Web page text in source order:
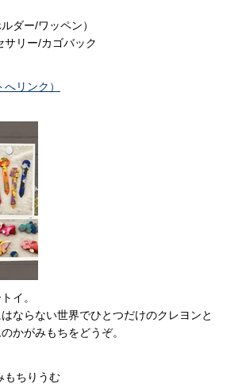
ダー/ワッペン）
サリー/カゴバック
リンク）
イ。
ならない世界でひとつだけのクレヨンと
かがみもちをどうぞ。
もちりうむ